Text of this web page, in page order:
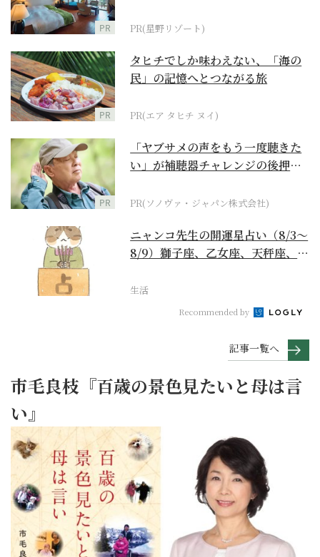
PR PR(星野リゾート)
PR
タヒチでしか味わえない、「海の
民」の記憶へとつながる旅
PR(エア タヒチ ヌイ)
PR
「ヤブサメの声をもう一度聴きた
い」が補聴器チャレンジの後押し
PR(ソノヴァ・ジャパン株式会社)
ニャンコ先生の開運星占い（8/3～
8/9）獅子座、乙女座、天秤座、蠍
生活
Recommended by
記事一覧へ
市毛良枝『百歳の景色見たいと母は言
い』